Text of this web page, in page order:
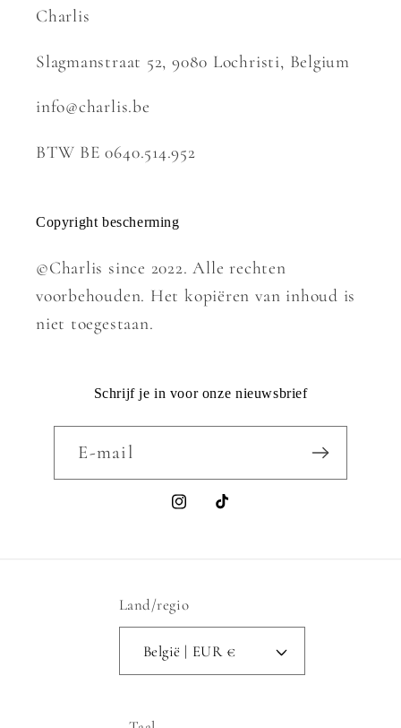
Charlis
Slagmanstraat 52, 9080 Lochristi, Belgium
info@charlis.be
BTW BE 0640.514.952
Copyright bescherming
©Charlis since 2022. Alle rechten
voorbehouden. Het kopiëren van inhoud is
niet toegestaan.
Schrijf je in voor onze nieuwsbrief
E‑mail
InstagramTikTok
Land/regio
België | EUR €